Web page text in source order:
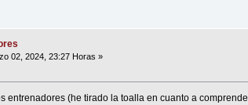
02, 2024, 23:27 Horas »
entrenadores (he tirado la toalla en cuanto a